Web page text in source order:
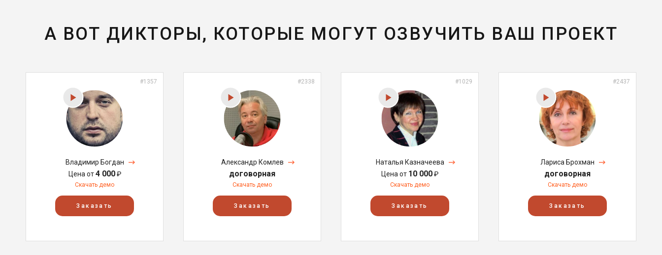
А ВОТ ДИКТОРЫ, КОТОРЫЕ МОГУТ ОЗВУЧИТЬ ВАШ ПРОЕКТ
#1357
Владимир Богдан
Цена от4 000₽
Скачать демо
Заказать
#2338
Александр Комлев
договорная
Скачать демо
Заказать
#1029
Наталья Казначеева
Цена от 10 000₽
Скачать демо
Заказать
#2437
Лариса Брохман
договорная
Скачать демо
Заказать